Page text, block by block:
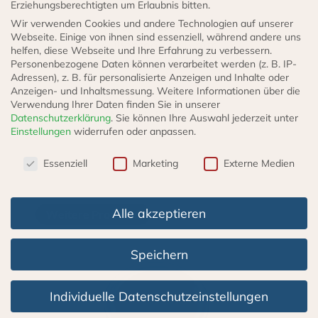
Nennmaß / Innenmaß : 60 mm
Außenmaß : 78 mm
Höhe : 50 mm
Stahl gefettet
Werkstoff : FePO3
Weitere Produkte
Erziehungsberechtigten um Erlaubnis bitten.
Wir verwenden Cookies und andere Technologien auf unserer
Webseite. Einige von ihnen sind essenziell, während andere uns
helfen, diese Webseite und Ihre Erfahrung zu verbessern.
Personenbezogene Daten können verarbeitet werden (z. B. IP-
Adressen), z. B. für personalisierte Anzeigen und Inhalte oder
Anzeigen- und Inhaltsmessung. Weitere Informationen über die
Verwendung Ihrer Daten finden Sie in unserer
Datenschutzerklärung. Sie können Ihre Auswahl jederzeit unter
Einstellungen widerrufen oder anpassen.
Essenziell Marketing Externe Medien
Alle akzeptieren
Speichern
Individuelle Datenschutzeinstellungen